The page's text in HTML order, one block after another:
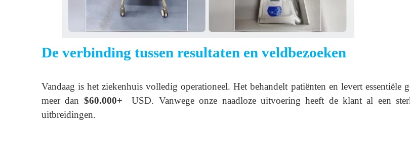
De verbinding tussen resultaten en veldbezoeken
Vandaag is het ziekenhuis volledig operationeel. Het behandelt patiënten en levert essentiële
meer dan $60.000+
USD. Vanwege onze naadloze uitvoering heeft de klant al een
uitbreidingen.